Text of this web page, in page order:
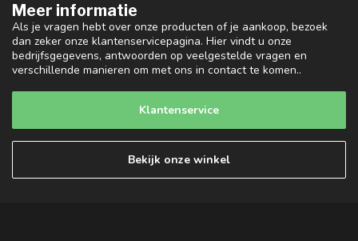
Meer informatie
Als je vragen hebt over onze producten of je aankoop, bezoek
dan zeker onze klantenservicepagina. Hier vindt u onze
bedrijfsgegevens, antwoorden op veelgestelde vragen en
verschillende manieren om met ons in contact te komen..
Klantenservice
Bekijk onze winkel